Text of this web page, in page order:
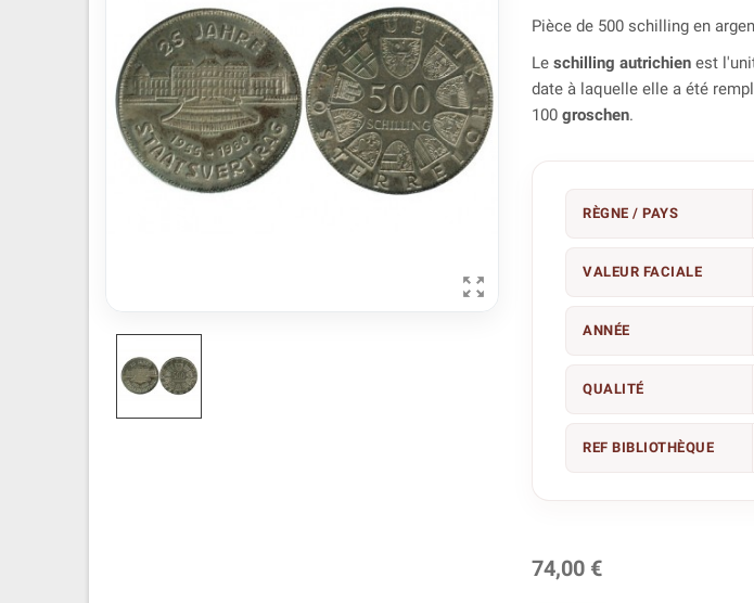

Pièce de 500 schilling en
Leschilling autrichien est
date à laquelle elle a été
100groschen.
RÈGNE / PAYS
VALEUR FACIALE
ANNÉE
QUALITÉ
REF BIBLIOTHÈQUE
74,00 €